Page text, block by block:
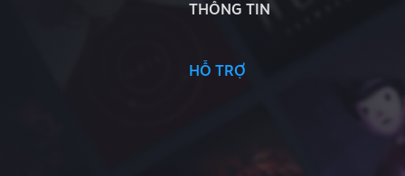
THÔNG TIN
HỖ TRỢ